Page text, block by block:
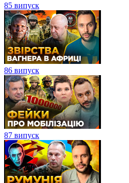
85 випуск
86 випуск
87 випуск